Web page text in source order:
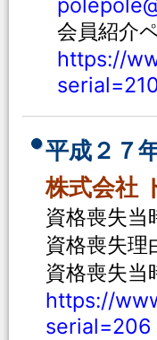
会員紹介
https://
平成２７
株式会社
資格喪失
資格喪失理
資格喪失当
https://
serial=206